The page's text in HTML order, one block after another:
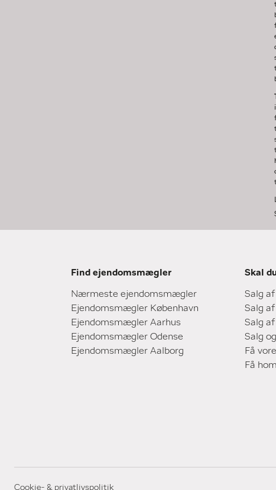
Find ejendomsmægler
Nærmeste ejendomsmægler
Ejendomsmægler København
Ejendomsmægler Aarhus
Ejendomsmægler Odense
Ejendomsmægler Aalborg
Skal
Salg
Salg
Salg
Salg
Få
Få
Cookie- & privatlivspolitik